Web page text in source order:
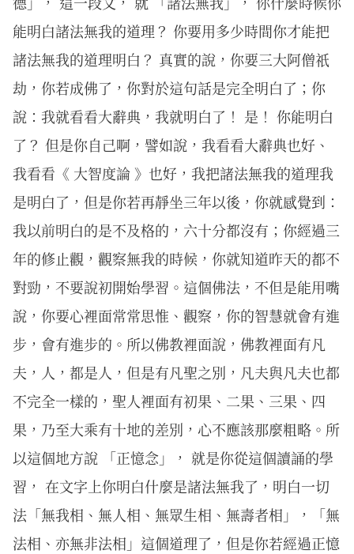
能明白諸法無我的道理？ 你要用多少時間你才能把
諸法無我的道理明白？ 真實的說，你要三大阿僧祇
劫，你若成佛了，你對於這句話是完全明白了；你
說：我就看看大辭典，我就明白了！ 是！ 你能明白
了？ 但是你自己啊，譬如說，我看看大辭典也好、
我看看《 大智度論 》也好，我把諸法無我的道理我
是明白了，但是你若再靜坐三年以後，你就感覺到：
我以前明白的是不及格的，六十分都沒有；你經過三
年的修止觀，觀察無我的時候，你就知道昨天的都不
對勁，不要說初開始學習。這個佛法，不但是能用嘴
說，你要心裡面常常思惟、觀察，你的智慧就會有進
步，會有進步的。所以佛教裡面說，佛教裡面有凡
夫，人，都是人，但是有凡聖之別，凡夫與凡夫也都
不完全一樣的，聖人裡面有初果、二果、三果、四
果，乃至大乘有十地的差別，心不應該那麼粗略。所
以這個地方說 「正憶念」， 就是你從這個讀誦的學
習， 在文字上你明白什麼是諸法無我了，明白一切
法「無我相、無人相、無眾生相、無壽者相」，「無
法相、亦無非法相」這個道理了，但是你若經過正憶